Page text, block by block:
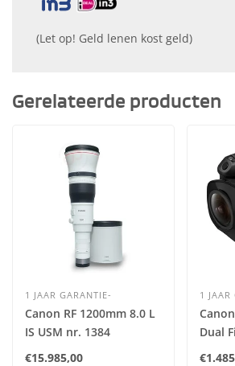
(Let op! Geld lenen kost geld)
Gerelateerde producten
1 JAAR GARANTIE-
Canon RF 1200mm 8.0 L
IS USM nr. 1384
€15.985,00
1 JAAR
Dual